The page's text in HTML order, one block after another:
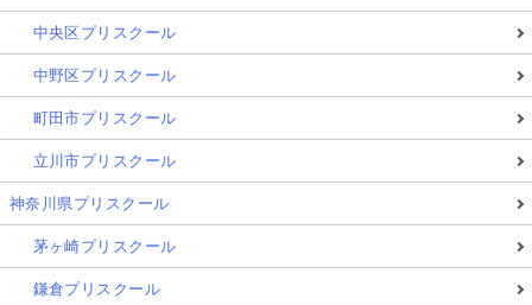
Q8. 兄弟で年齢が違っても一緒に留学できます
か？
結論：年齢に応じた体験を個別に調整可能
現地校・語学スクール・体験学習を組み合わせて柔軟
に対応できます。
Q9. 親のリモートワークや仕事との両立はできま
すか？
中央区プリスクール
中野区プリスクール
町田市プリスクール
立川市プリスクール
神奈川県プリスクール
茅ヶ崎プリスクール
鎌倉プリスクール